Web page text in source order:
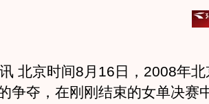
北京时间8月16日，2008年北
争夺，在刚刚结束的女单决赛